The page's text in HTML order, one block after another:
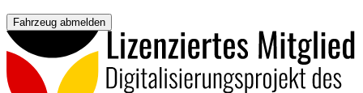
Fahrzeug abmelden